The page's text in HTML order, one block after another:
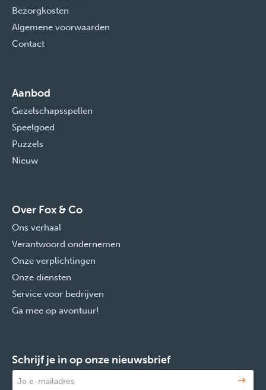
Bezorgkosten
Algemene voorwaarden
Contact
Aanbod
Gezelschapsspellen
Speelgoed
Puzzels
Nieuw
Over Fox & Co
Ons verhaal
Verantwoord ondernemen
Onze verplichtingen
Onze diensten
Service voor bedrijven
Ga mee op avontuur!
Schrijf je in op onze nieuwsbrief